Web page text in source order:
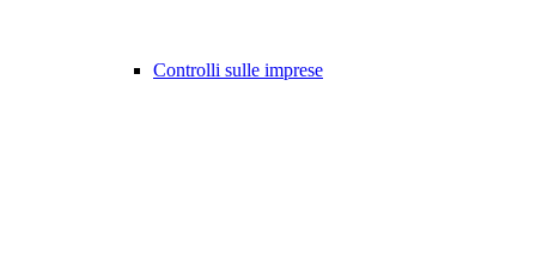
Controlli sulle imprese